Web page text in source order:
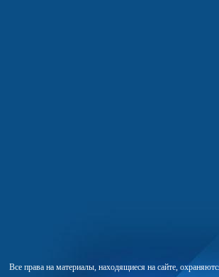
Все права на материалы, находящиеся на сайте,